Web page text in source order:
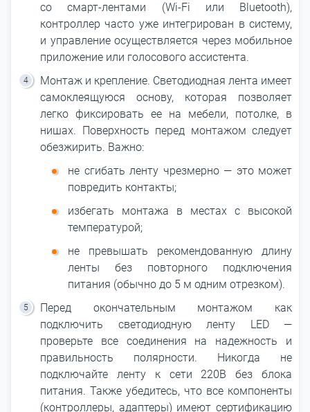
со смарт-лентами (Wi-Fi или Bluetooth),
контроллер часто уже интегрирован в систему,
и управление осуществляется через мобильное
приложение или голосового ассистента.
Монтаж и крепление. Светодиодная лента имеет
самоклеящуюся основу, которая позволяет
легко фиксировать ее на мебели, потолке, в
нишах. Поверхность перед монтажом следует
обезжирить. Важно:
не сгибать ленту чрезмерно ― это может
повредить контакты;
избегать монтажа в местах с высокой
температурой;
не превышать рекомендованную длину
ленты без повторного подключения
питания (обычно до 5 м одним отрезком).
Перед окончательным монтажом как
подключить светодиодную ленту LED ―
проверьте все соединения на надежность и
правильность полярности. Никогда не
подключайте ленту к сети 220В без блока
питания. Также убедитесь, что все компоненты
(контроллеры, адаптеры) имеют сертификацию